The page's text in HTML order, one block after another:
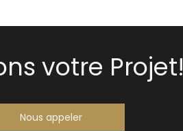
votre Projet!
Nous appeler